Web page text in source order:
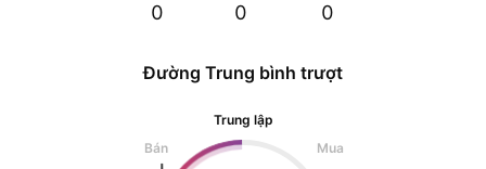
0 0 0
Đường Trung bình trượt
Trung lập
Bán
Mua